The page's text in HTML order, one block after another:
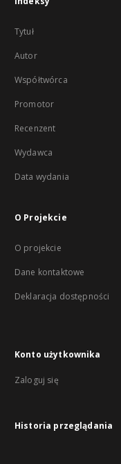
Tytuł
Autor
Współtwórca
Promotor
Recenzent
Wydawca
Data wydania
O Projekcie
O projekcie
Dane kontaktowe
Deklaracja dostępności
Konto użytkownika
Zaloguj się
Historia przeglądania